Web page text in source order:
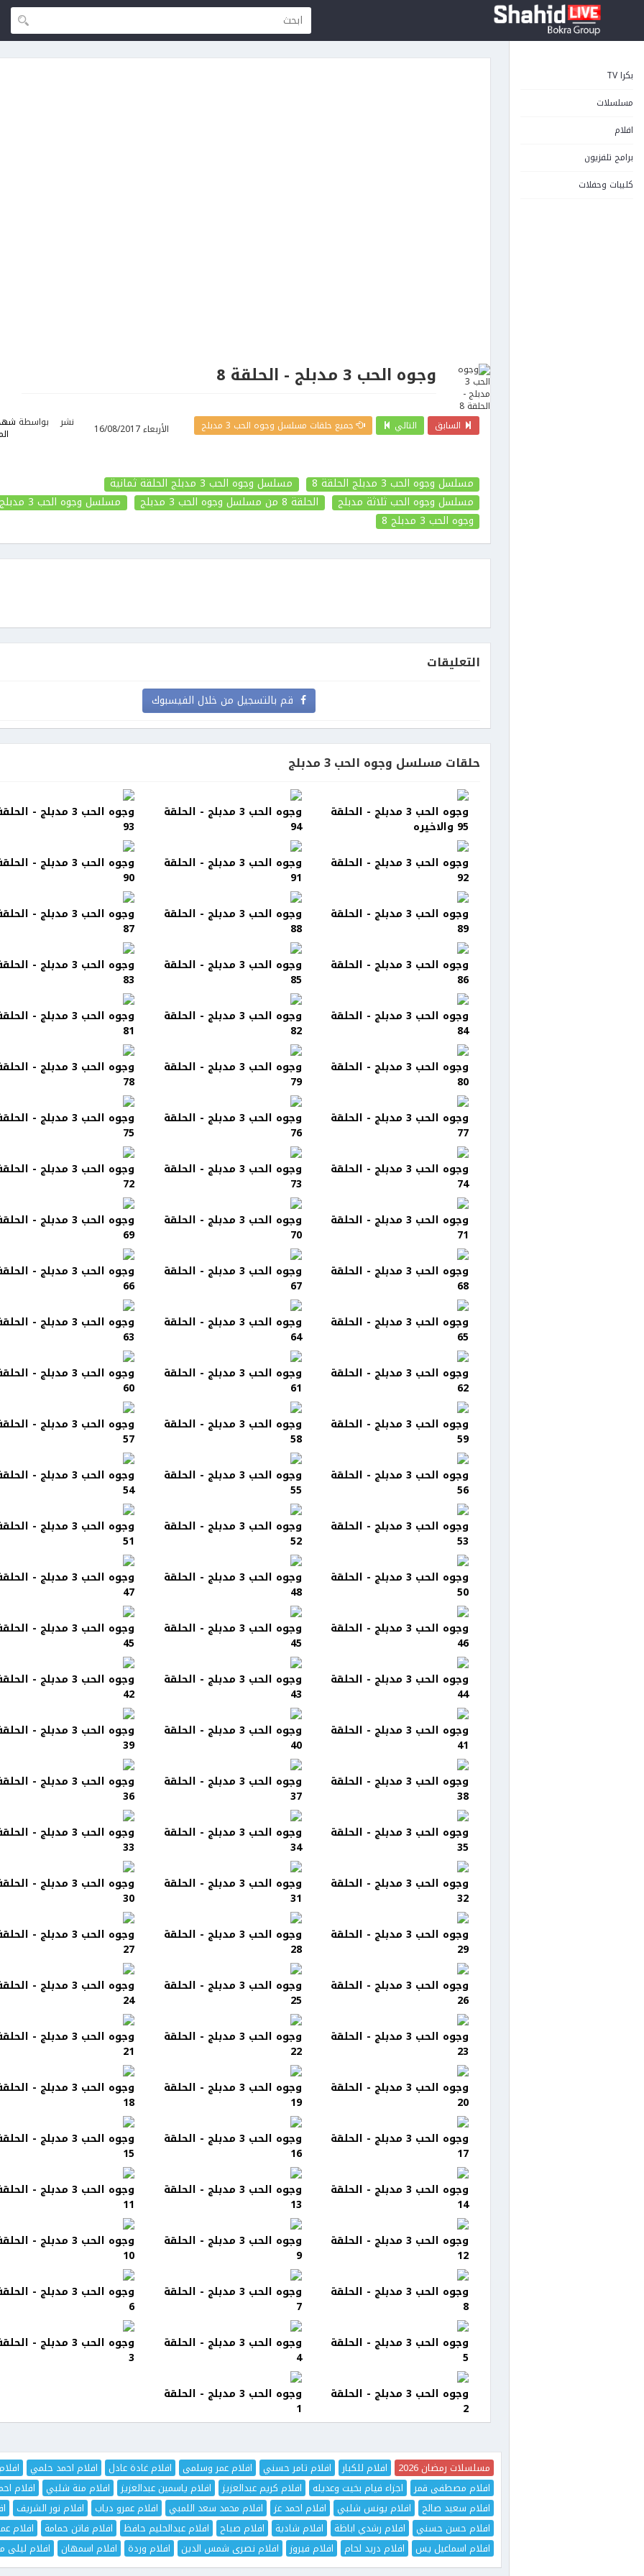
بكرا TV
مسلسلات
افلام
برامج تلفزيون
كليبات وحفلات
وجوه الحب 3 مدبلج - الحلقة 8
السابق التالي جميع حلقات مسلسل وجوه الحب 3 مدبلج نشر الأربعاء 16/08/2017 بواسطة
مسلسل وجوه الحب 3 مدبلج الحلقة 8
مسلسل وجوه الحب 3 مدبلج الحلقة ثمانية
مسلسل وجوه الحب ثلاثة مدبلج
الحلقة 8 من مسلسل وجوه الحب 3 مدبلج
مسلسل وجوه الحب 3 مدبلج
وجوه الحب 3 مدبلج
8
التعليقات
قم بالتسجيل من خلال الفيسبوك
حلقات مسلسل وجوه الحب 3 مدبلج
وجوه الحب 3 مدبلج - الحلقة
95 والاخيره
وجوه الحب 3 مدبلج - الحلقة
94
وجوه الحب 3 مدبلج -
93
وجوه الحب 3 مدبلج - الحلقة
92
وجوه الحب 3 مدبلج - الحلقة
91
وجوه الحب 3 مدبلج -
90
وجوه الحب 3 مدبلج - الحلقة
89
وجوه الحب 3 مدبلج - الحلقة
88
وجوه الحب 3 مدبلج -
87
وجوه الحب 3 مدبلج - الحلقة
86
وجوه الحب 3 مدبلج - الحلقة
85
وجوه الحب 3 مدبلج -
83
وجوه الحب 3 مدبلج - الحلقة
84
وجوه الحب 3 مدبلج - الحلقة
82
وجوه الحب 3 مدبلج -
81
وجوه الحب 3 مدبلج - الحلقة
80
وجوه الحب 3 مدبلج - الحلقة
79
وجوه الحب 3 مدبلج -
78
وجوه الحب 3 مدبلج - الحلقة
77
وجوه الحب 3 مدبلج - الحلقة
76
وجوه الحب 3 مدبلج -
75
وجوه الحب 3 مدبلج - الحلقة
74
وجوه الحب 3 مدبلج - الحلقة
73
وجوه الحب 3 مدبلج -
72
وجوه الحب 3 مدبلج - الحلقة
71
وجوه الحب 3 مدبلج - الحلقة
70
وجوه الحب 3 مدبلج -
69
وجوه الحب 3 مدبلج - الحلقة
68
وجوه الحب 3 مدبلج - الحلقة
67
وجوه الحب 3 مدبلج -
66
وجوه الحب 3 مدبلج - الحلقة
65
وجوه الحب 3 مدبلج - الحلقة
64
وجوه الحب 3 مدبلج -
63
وجوه الحب 3 مدبلج - الحلقة
62
وجوه الحب 3 مدبلج - الحلقة
61
وجوه الحب 3 مدبلج -
60
وجوه الحب 3 مدبلج - الحلقة
59
وجوه الحب 3 مدبلج - الحلقة
58
وجوه الحب 3 مدبلج -
57
وجوه الحب 3 مدبلج - الحلقة
56
وجوه الحب 3 مدبلج - الحلقة
55
وجوه الحب 3 مدبلج -
54
وجوه الحب 3 مدبلج - الحلقة
53
وجوه الحب 3 مدبلج - الحلقة
52
وجوه الحب 3 مدبلج -
51
وجوه الحب 3 مدبلج - الحلقة
50
وجوه الحب 3 مدبلج - الحلقة
48
وجوه الحب 3 مدبلج -
47
وجوه الحب 3 مدبلج - الحلقة
46
وجوه الحب 3 مدبلج - الحلقة
45
وجوه الحب 3 مدبلج -
45
وجوه الحب 3 مدبلج - الحلقة
44
وجوه الحب 3 مدبلج - الحلقة
43
وجوه الحب 3 مدبلج -
42
وجوه الحب 3 مدبلج - الحلقة
41
وجوه الحب 3 مدبلج - الحلقة
40
وجوه الحب 3 مدبلج -
39
وجوه الحب 3 مدبلج - الحلقة
38
وجوه الحب 3 مدبلج - الحلقة
37
وجوه الحب 3 مدبلج -
36
وجوه الحب 3 مدبلج - الحلقة
35
وجوه الحب 3 مدبلج - الحلقة
34
وجوه الحب 3 مدبلج -
33
وجوه الحب 3 مدبلج - الحلقة
32
وجوه الحب 3 مدبلج - الحلقة
31
وجوه الحب 3 مدبلج -
30
وجوه الحب 3 مدبلج - الحلقة
29
وجوه الحب 3 مدبلج - الحلقة
28
وجوه الحب 3 مدبلج -
27
وجوه الحب 3 مدبلج - الحلقة
26
وجوه الحب 3 مدبلج - الحلقة
25
وجوه الحب 3 مدبلج -
24
وجوه الحب 3 مدبلج - الحلقة
23
وجوه الحب 3 مدبلج - الحلقة
22
وجوه الحب 3 مدبلج -
21
وجوه الحب 3 مدبلج - الحلقة
20
وجوه الحب 3 مدبلج - الحلقة
19
وجوه الحب 3 مدبلج -
18
وجوه الحب 3 مدبلج - الحلقة
17
وجوه الحب 3 مدبلج - الحلقة
16
وجوه الحب 3 مدبلج -
15
وجوه الحب 3 مدبلج - الحلقة
14
وجوه الحب 3 مدبلج - الحلقة
13
وجوه الحب 3 مدبلج -
11
وجوه الحب 3 مدبلج - الحلقة
12
وجوه الحب 3 مدبلج - الحلقة
9
وجوه الحب 3 مدبلج -
10
وجوه الحب 3 مدبلج - الحلقة
8
وجوه الحب 3 مدبلج - الحلقة
7
وجوه الحب 3 مدبلج -
6
وجوه الحب 3 مدبلج - الحلقة
5
وجوه الحب 3 مدبلج - الحلقة
4
وجوه الحب 3 مدبلج -
3
وجوه الحب 3 مدبلج - الحلقة
2
وجوه الحب 3 مدبلج - الحلقة
1
مسلسلات رمضان 2026 افلام للكبار افلام تامر حسني افلام عمر وسلمى افلام غادة عادل افلام احمد حلمي
افلام مصطفى قمر
اجزاء فيام بخيت وعديله افلام كريم عبدالعزيز افلام ياسمين عبدالعزيز افلام منة شلبي افلام
افلام سعيد صالح
افلام يونس شلبي افلام احمد عز افلام محمد سعد اللمبي افلام عمرو دياب افلام نور الشريف
افلام حسن حسني
افلام رشدي اباظة افلام شادية افلام صباح افلام عبدالحليم حافظ افلام فاتن حمامة افلام
افلام اسماعيل يس
افلام دريد لحام افلام فيروز افلام نصرى شمس الدين افلام وردة افلام اسمهان افلام ليلى